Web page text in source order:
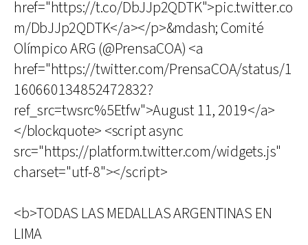
href="https://t.co/DbJJp2QDTK">pic.twitter.co
m/DbJJp2QDTK</a></p>&mdash; Comité
Olímpico ARG (@PrensaCOA) <a
href="https://twitter.com/PrensaCOA/status/1
160660134852472832?
ref_src=twsrc%5Etfw">August 11, 2019</a>
</blockquote> <script async
src="https://platform.twitter.com/widgets.js"
charset="utf-8"></script>
<b>TODAS LAS MEDALLAS ARGENTINAS EN
LIMA